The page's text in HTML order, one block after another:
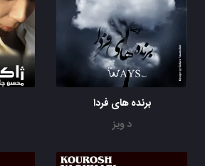
برنده های فردا
د ویز